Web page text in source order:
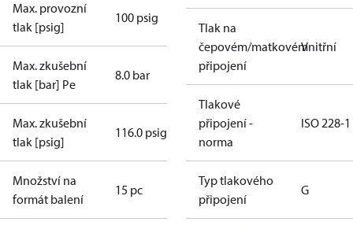
Max. provozní
tlak [psig]
100 psig
Max. zkušební
tlak [bar] Pe
8.0 bar
Max. zkušební
tlak [psig]
116.0 psig
Množství na
formát balení
15 pc
Tlak na
čepovém/matkovém
připojení
Vnitřní
Tlakové
připojení -
norma
ISO 228-1
Typ tlakového
připojení
G